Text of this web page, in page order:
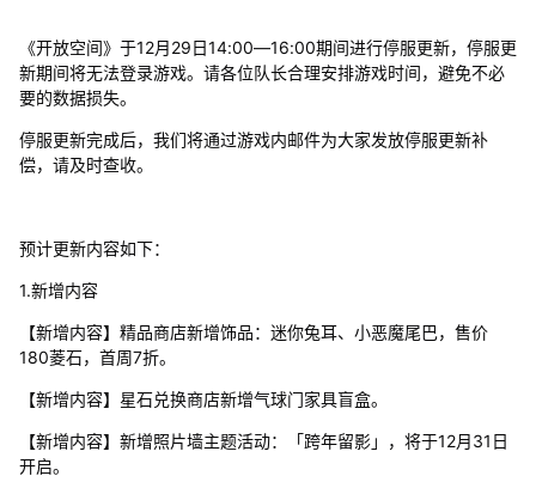
《开放空间》于12月29日14:00—16:00期间进行停服更新，停服更
新期间将无法登录游戏。请各位队长合理安排游戏时间，避免不必
要的数据损失。
停服更新完成后，我们将通过游戏内邮件为大家发放停服更新补
偿，请及时查收。
预计更新内容如下：
1.新增内容
【新增内容】精品商店新增饰品：迷你兔耳、小恶魔尾巴，售价
180菱石，首周7折。
【新增内容】星石兑换商店新增气球门家具盲盒。
【新增内容】新增照片墙主题活动：「跨年留影」，将于12月31日
开启。